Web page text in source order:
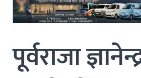
पूर्वराजा